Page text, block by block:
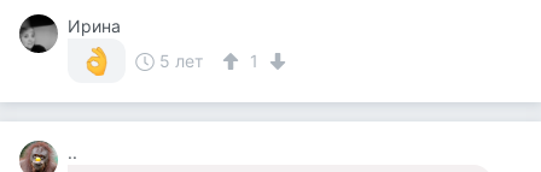
Ирина
5 лет
1
..